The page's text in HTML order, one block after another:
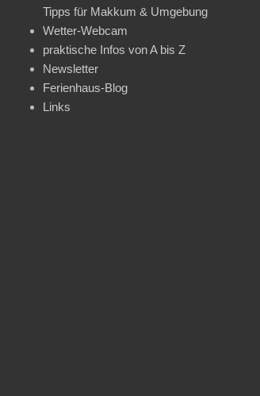
Tipps für Makkum & Umgebung
Wetter-Webcam
praktische Infos von A bis Z
Newsletter
Ferienhaus-Blog
Links